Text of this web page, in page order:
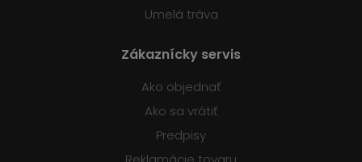
Umelá tráva
Zákaznícky servis
Ako objednať
Ako sa vrátiť
Predpisy